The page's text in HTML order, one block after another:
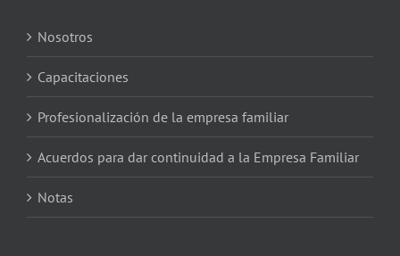
Nosotros
Capacitaciones
Profesionalización de la empresa familiar
Acuerdos para dar continuidad a la Empresa Familiar
Notas